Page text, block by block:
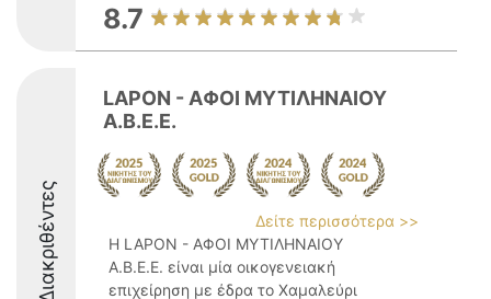
8.7
Διακριθέντες
LAPON - ΑΦΟΙ ΜΥΤΙΛΗΝΑΙΟΥ
Α.Β.Ε.Ε.
Δείτε περισσότερα >>
Η LAPON - ΑΦΟΙ ΜΥΤΙΛΗΝΑΙΟΥ
Α.Β.Ε.Ε. είναι μία οικογενειακή
επιχείρηση με έδρα το Χαμαλεύρι